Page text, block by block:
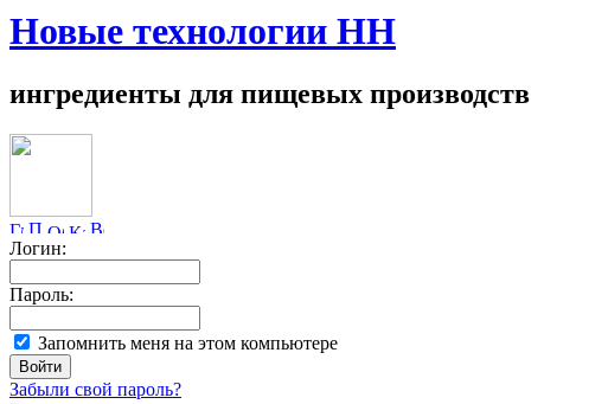
Новые технологии НН
ингредиенты для пищевых производств
Логин:
Пароль:
Запомнить меня на этом компьютере
Забыли свой пароль?